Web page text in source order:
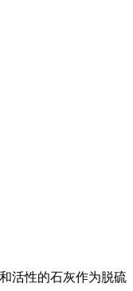
活性的石灰作为脱硫